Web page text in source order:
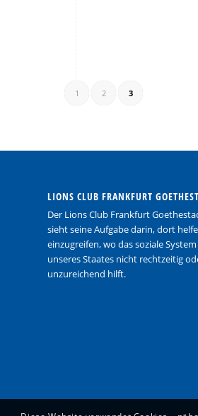
1 2 3
LIONS CLUB FRANKFURT
Der Lions Club Frankfurt
sieht seine Aufgabe darin, dort
einzugreifen, wo das soziale System
unseres Staates nicht rechtzeitig
unzureichend hilft.